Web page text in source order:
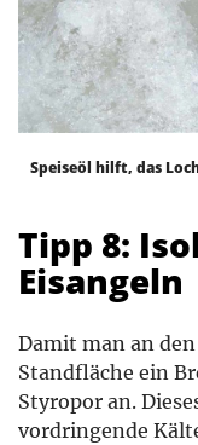
Speiseöl hilft, das
Tipp 8:
Eisangeln
Damit man an
Standfläche ein
Styropor an.
vordringende